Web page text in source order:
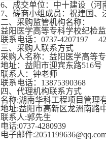
6、成交单位：中十建设（河
7、磋商小组成员： 祝建国 、
二、采购监管机构名称：
益阳医学高等专科学校纪检
联系电话：0737-4207197
三、采购人联系方式
采购人名称：益阳医学高等
地址：益阳市迎宾东路516号
联系人：钟老师
联系电话：13875390368
四、代理机构联系方式
名称:湖南华科工程项目管理
地址:益阳市高新区龙洲南路
联系人:郭先生
电话:0737-4280939
电子邮件